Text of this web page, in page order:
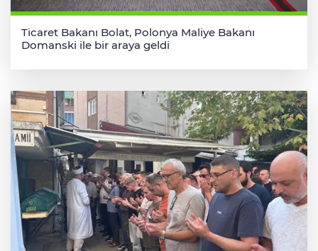
Ticaret Bakanı Bolat, Polonya Maliye Bakanı
Domanski ile bir araya geldi